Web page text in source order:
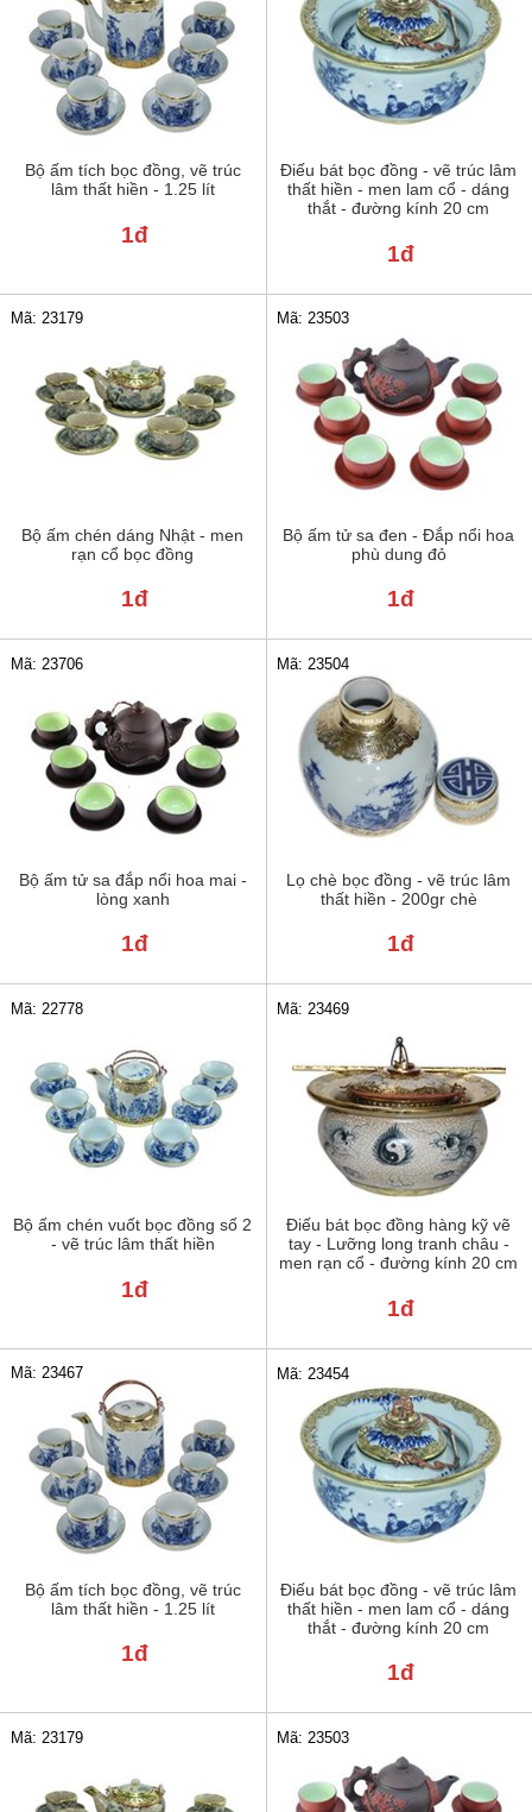
Bộ ấm tích bọc đồng, vẽ trúc
lâm thất hiền - 1.25 lít
1đ
Điếu bát bọc đồng - vẽ trúc lâm
thất hiền - men lam cổ - dáng
thắt - đường kính 20 cm
1đ
Bộ ấm chén dáng Nhật - men
rạn cổ bọc đồng
Mã: 23179
1đ
Bộ ấm tử sa đen - Đắp nổi hoa
phù dung đỏ
Mã: 23503
1đ
Bộ ấm tử sa đắp nổi hoa mai -
lòng xanh
Mã: 23706
1đ
Lọ chè bọc đồng - vẽ trúc lâm
thất hiền - 200gr chè
Mã: 23504
1đ
Bộ ấm chén vuốt bọc đồng số 2
- vẽ trúc lâm thất hiền
Mã: 22778
1đ
Điếu bát bọc đồng hàng kỹ vẽ
tay - Lưỡng long tranh châu -
men rạn cổ - đường kính 20 cm
Mã: 23469
1đ
Bộ ấm tích bọc đồng, vẽ trúc
lâm thất hiền - 1.25 lít
Mã: 23467
1đ
Điếu bát bọc đồng - vẽ trúc lâm
thất hiền - men lam cổ - dáng
thắt - đường kính 20 cm
Mã: 23454
1đ
Mã: 23179 Mã: 23503